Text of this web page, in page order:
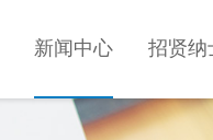
新闻中心 招贤纳